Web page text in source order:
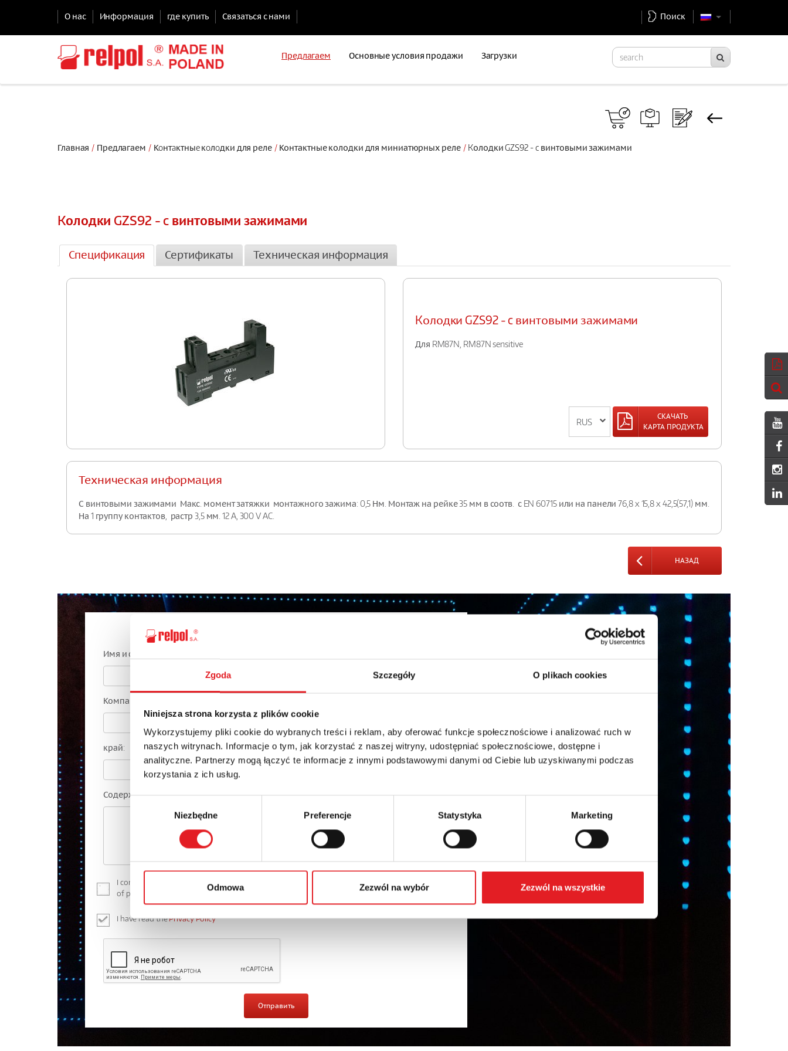
Zgoda Szczegóły O plikach cookies
Niniejsza strona korzysta z plików cookie
Wykorzystujemy pliki cookie do wybranych treści i reklam, aby oferować funkcje społecznościowe i analizować ruch w
naszych witrynach. Informacje o tym, jak korzystać z naszej witryny, udostępniać społecznościowe, dostępne i
analityczne. Partnerzy mogą łączyć te informacje z innymi podstawowymi danymi od Ciebie lub uzyskiwanymi podczas
korzystania z ich usług.
Niezbędne Preferencje Statystyka Marketing
Odmowa Zezwól na wybór Zezwól na wszystkie
О нас Информация где купить Связаться с нами Поиск
Предлагаем Основные условия продажи Загрузки
Главная Предлагаем Кoнтaктныe кoлoдки для реле Контактные колодки для миниатюрных реле Kолодки GZS92 - c винтовыми зажимами
Kолодки GZS92 - c винтовыми зажимами
Спецификация Сертификаты Техническая информация
Kолодки GZS92 - c винтовыми зажимами
Для RM87N, RM87N sensitive
СКАЧАТЬ
КАРТА ПРОДУКТА
Техническая информация
С винтовыми зажимами Макс. момент затяжки монтажного зажима: 0,5 Нм. Монтаж на рейке 35 мм в соотв. с EN 60715 или на панели 76,8 x 15,8 x 42,5(57,1) мм.
На 1 группу контактов, растр 3,5 мм. 12 A, 300 V AC.
НАЗАД
Спросите подробности предложения
Имя и фамилия: *
Компания:
край:
Содержание: *
I consent to the processing of my personal data by Relpol S.A. More information on the processing
of personal data in the
Privacy Policy*
I have read thePrivacy Policy*